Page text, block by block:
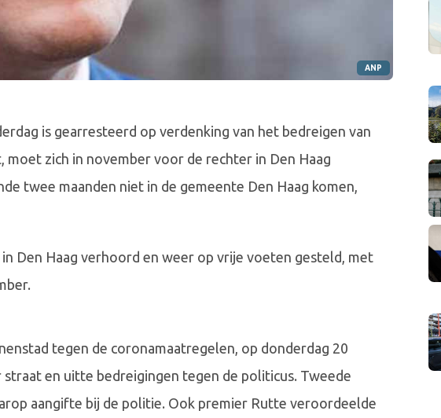
ANP
is gearresteerd op verdenking van het bedreigen van
zich in november voor de rechter in Den Haag
twee maanden niet in de gemeente Den Haag komen,
Den Haag verhoord en weer op vrije voeten gesteld, met
tegen de coronamaatregelen, op donderdag 20
en uitte bedreigingen tegen de politicus. Tweede
aangifte bij de politie. Ook premier Rutte veroordeelde